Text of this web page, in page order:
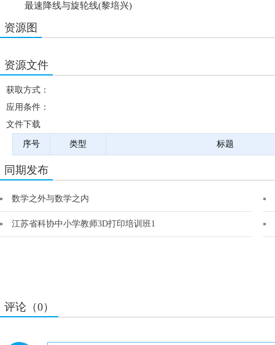
最速降线与旋轮线(黎培兴)
资源图
资源文件
获取方式：
应用条件：
文件下载
序号 类型 标题
同期发布
数学之外与数学之内
江苏省科协中小学教师3D打印培训班1
评论（0）